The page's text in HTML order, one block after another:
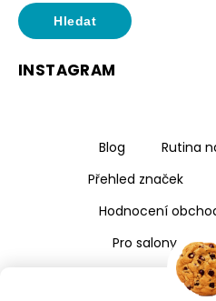
Hledat
INSTAGRAM
Blog
Rutina
Přehled značek
Hodnocení
Pro salony a